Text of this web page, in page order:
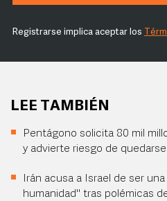
Registrarse implica aceptar los
LEE TAMBIÉN
Pentágono solicita 80 mil
y advierte riesgo de
Irán acusa a Israel de ser
humanidad" tras polémicas